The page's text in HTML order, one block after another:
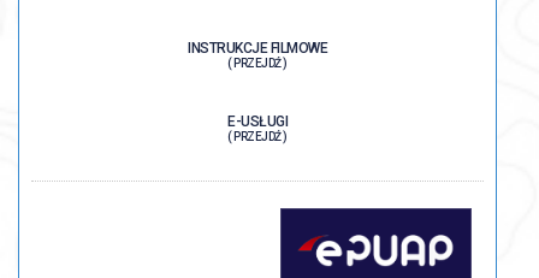
INSTRUKCJE FILMOWE
( PRZEJDŹ )
E-USŁUGI
( PRZEJDŹ )